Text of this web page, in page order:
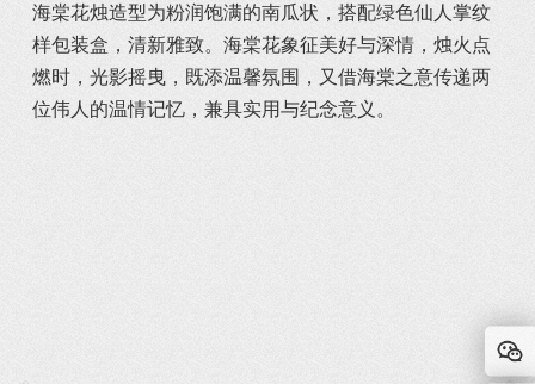
海棠花烛造型为粉润饱满的南瓜状，搭配绿色仙人掌纹
样包装盒，清新雅致。海棠花象征美好与深情，烛火点
燃时，光影摇曳，既添温馨氛围，又借海棠之意传递两
位伟人的温情记忆，兼具实用与纪念意义。